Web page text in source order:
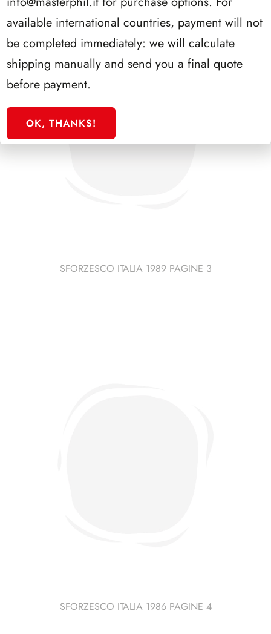
SFORZESCO ITALIA 1989 PAGINE 3
SFORZESCO ITALIA 1986 PAGINE 4
available international countries, payment will not
be completed immediately: we will calculate
shipping manually and send you a final quote
before payment.
OK, THANKS!